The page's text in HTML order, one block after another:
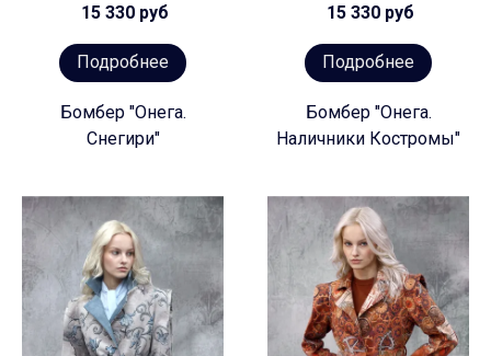
15 330 руб
Подробнее
Бомбер "Онега.
Снегири"
15 330 руб
Подробнее
Бомбер "Онега.
Наличники Костромы"